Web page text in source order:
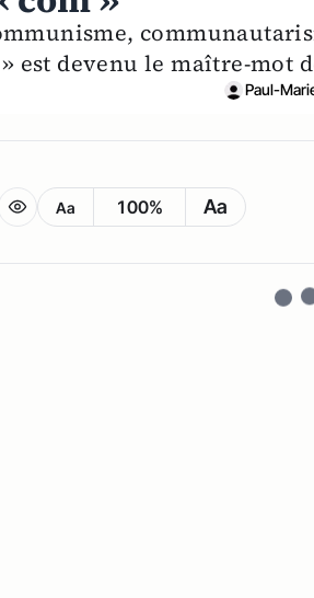
est devenu le maître-mot
Paul-
Aa 100% Aa